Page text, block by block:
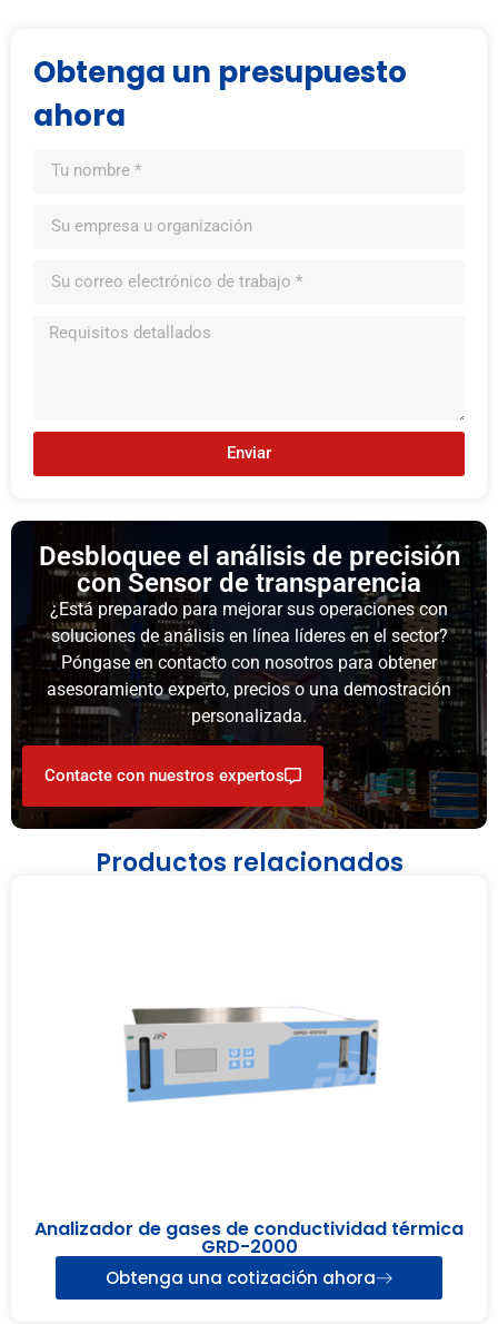
Obtenga un presupuesto
ahora
Enviar
Desbloquee el análisis de precisión
con Sensor de transparencia
¿Está preparado para mejorar sus operaciones con
soluciones de análisis en línea líderes en el sector?
Póngase en contacto con nosotros para obtener
asesoramiento experto, precios o una demostración
personalizada.
Contacte con nuestros expertos
Productos relacionados
Analizador de gases de conductividad térmica
GRD-2000
Obtenga una cotización ahora